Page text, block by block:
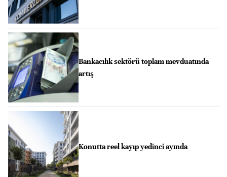
Bankacılık sektörü toplam mevduatında
artış
Konutta reel kayıp yedinci ayında